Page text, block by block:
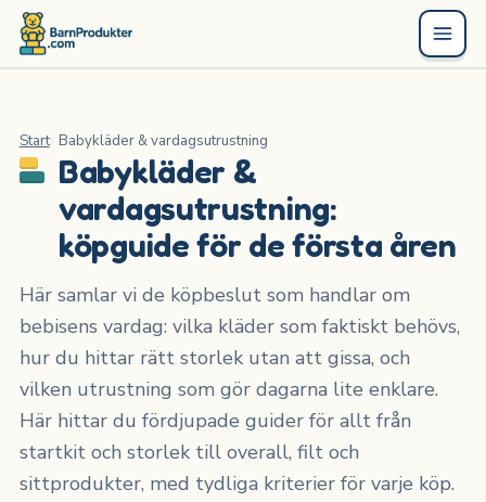
Start Babykläder & vardagsutrustning
Babykläder &
vardagsutrustning:
köpguide för de första åren
Här samlar vi de köpbeslut som handlar om
bebisens vardag: vilka kläder som faktiskt behövs,
hur du hittar rätt storlek utan att gissa, och
vilken utrustning som gör dagarna lite enklare.
Här hittar du fördjupade guider för allt från
startkit och storlek till overall, filt och
sittprodukter, med tydliga kriterier för varje köp.